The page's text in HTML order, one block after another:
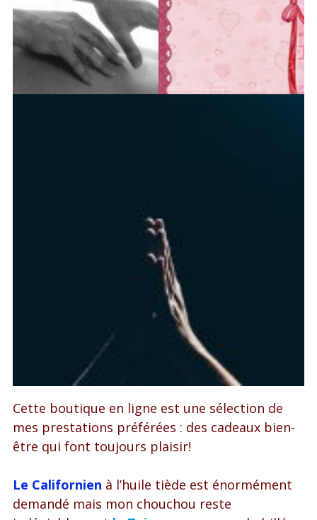
Cette boutique en ligne est une sélection de
mes prestations préférées : des cadeaux bien-
être qui font toujours plaisir!
Le Californien à l’huile tiède est énormément
demandé mais mon chouchou reste
CHAMBRES PRIVÉES
CHAMBRES PRIVÉES
Chambre Melina chez l’habitant
Bergamote en coloc
Caramel en coloc
Dacquoise en coloc
GÎTE MAISON
GÎTE CHAUX CHANVRE
PETITS+